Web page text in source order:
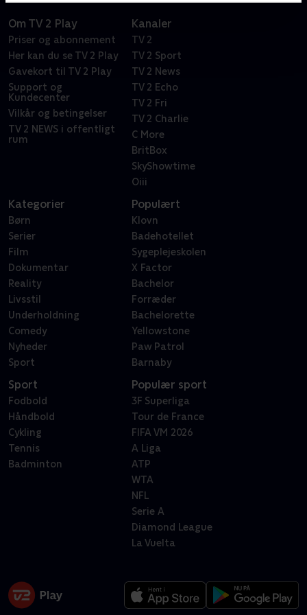
Om TV 2 Play
Priser og abonnement
Her kan du se TV 2 Play
Gavekort til TV 2 Play
Support og
Kundecenter
Vilkår og betingelser
TV 2 NEWS i offentligt
rum
Kanaler
TV 2
TV 2 Sport
TV 2 News
TV 2 Echo
TV 2 Fri
TV 2 Charlie
C More
BritBox
SkyShowtime
Oiii
Kategorier
Børn
Serier
Film
Dokumentar
Reality
Livsstil
Underholdning
Comedy
Nyheder
Sport
Populært
Klovn
Badehotellet
Sygeplejeskolen
X Factor
Bachelor
Forræder
Bachelorette
Yellowstone
Paw Patrol
Barnaby
Sport
Fodbold
Håndbold
Cykling
Tennis
Badminton
Populær sport
3F Superliga
Tour de France
FIFA VM 2026
A Liga
ATP
WTA
NFL
Serie A
Diamond League
La Vuelta